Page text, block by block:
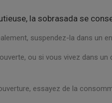
la sobrasada se
suspendez-la dans un
ou si vous vivez dans
essayez de la